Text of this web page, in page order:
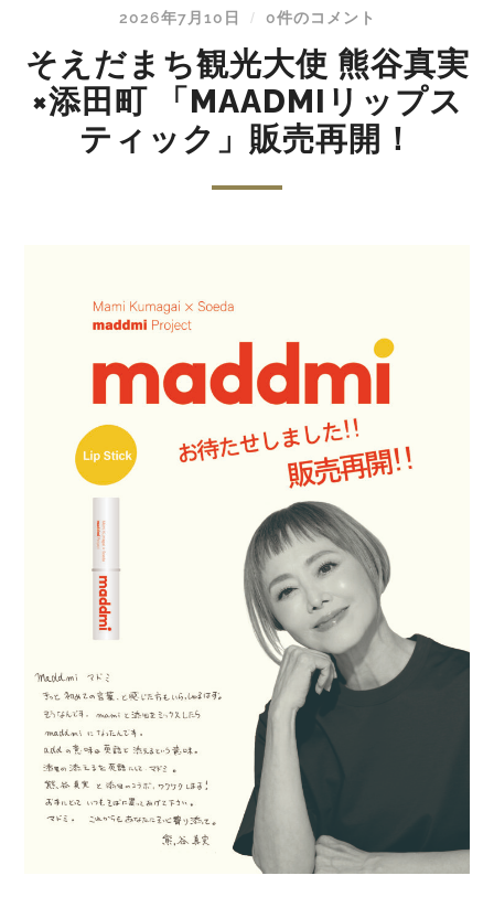
2026年7月10日 / 0件のコメント
そえだまち観光大使 熊谷真実
×添田町 「MAADMIリップス
ティック」販売再開！